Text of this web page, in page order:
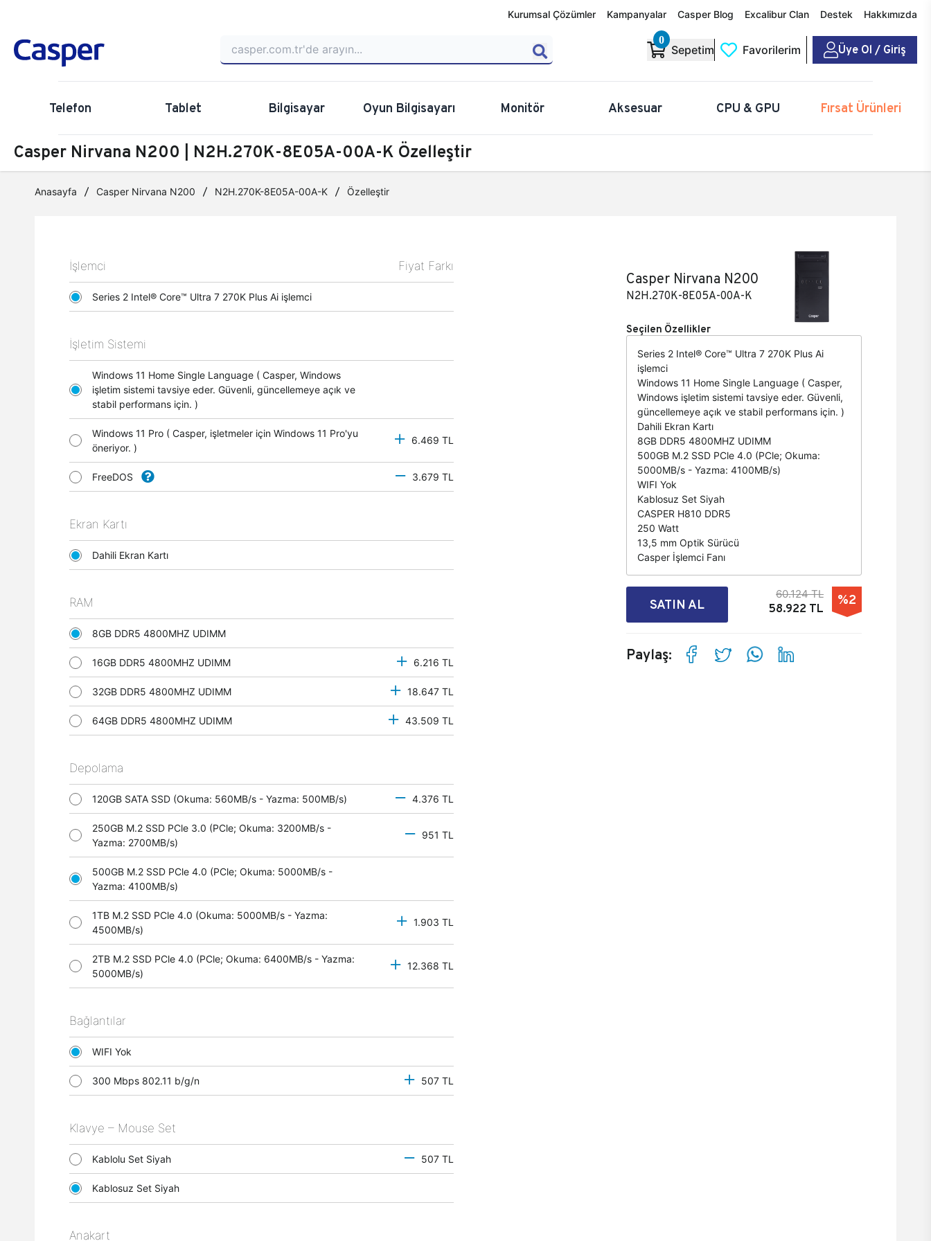
Kurumsal Çözümler Kampanyalar Casper Blog Excalibur Clan Destek Hakkımızda
0
Sepetim Favorilerim Üye Ol / Giriş
Telefon Tablet Bilgisayar Oyun Bilgisayarı Monitör Aksesuar CPU & GPU Fırsat Ürünleri
Casper Nirvana N200 | N2H.270K-8E05A-00A-K Özelleştir
Anasayfa Casper Nirvana N200 N2H.270K-8E05A-00A-K Özelleştir
İşlemci Fiyat Farkı
Series 2 Intel® Core™ Ultra 7 270K Plus Ai işlemci
İşletim Sistemi
Windows 11 Home Single Language ( Casper, Windows
işletim sistemi tavsiye eder. Güvenli, güncellemeye açık ve
stabil performans için. )
Windows 11 Pro ( Casper, işletmeler için Windows 11 Pro'yu
öneriyor. )
6.469 TL
FreeDOS 3.679 TL
Ekran Kartı
Dahili Ekran Kartı
RAM
8GB DDR5 4800MHZ UDIMM
16GB DDR5 4800MHZ UDIMM 6.216 TL
32GB DDR5 4800MHZ UDIMM 18.647 TL
64GB DDR5 4800MHZ UDIMM 43.509 TL
Depolama
120GB SATA SSD (Okuma: 560MB/s - Yazma: 500MB/s) 4.376 TL
250GB M.2 SSD PCle 3.0 (PCle; Okuma: 3200MB/s -
Yazma: 2700MB/s)
951 TL
500GB M.2 SSD PCle 4.0 (PCle; Okuma: 5000MB/s -
Yazma: 4100MB/s)
1TB M.2 SSD PCle 4.0 (Okuma: 5000MB/s - Yazma:
4500MB/s)
1.903 TL
2TB M.2 SSD PCle 4.0 (PCle; Okuma: 6400MB/s - Yazma:
5000MB/s)
12.368 TL
Bağlantılar
WIFI Yok
300 Mbps 802.11 b/g/n 507 TL
Klavye – Mouse Set
Kablolu Set Siyah 507 TL
Kablosuz Set Siyah
Anakart
Casper Nirvana N200
N2H.270K-8E05A-00A-K
Seçilen Özellikler
Series 2 Intel® Core™ Ultra 7 270K Plus Ai
işlemci
Windows 11 Home Single Language ( Casper,
Windows işletim sistemi tavsiye eder. Güvenli,
güncellemeye açık ve stabil performans için. )
Dahili Ekran Kartı
8GB DDR5 4800MHZ UDIMM
500GB M.2 SSD PCle 4.0 (PCle; Okuma:
5000MB/s - Yazma: 4100MB/s)
WIFI Yok
Kablosuz Set Siyah
CASPER H810 DDR5
250 Watt
13,5 mm Optik Sürücü
Casper İşlemci Fanı
SATIN AL
60.124 TL
58.922 TL
%2
Paylaş: